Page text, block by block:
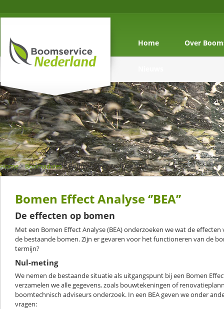
Home Over
Home>Boomadvies>Bomen Effect Analyse ‘’BEA’’
Bomen Effect Analyse ‘’BEA’’
De effecten op bomen
Met een Bomen Effect Analyse (BEA) onderzoeken we wat de
de bestaande bomen. Zijn er gevaren voor het functioneren van de
termijn?
Nul-meting
We nemen de bestaande situatie als uitgangspunt bij een Bomen
verzamelen we alle gegevens, zoals bouwtekeningen of
boomtechnisch adviseurs onderzoek. In een BEA geven we onder
vragen: